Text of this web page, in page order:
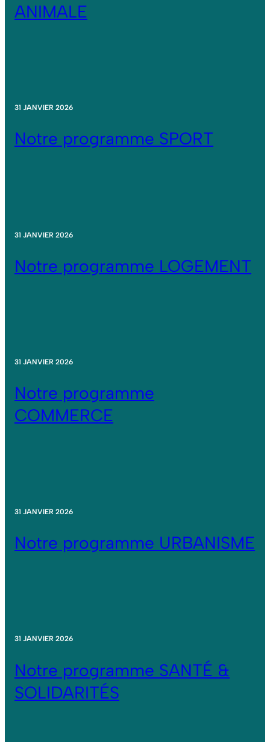
ANIMALE
31 JANVIER 2026
Notre programme SPORT
31 JANVIER 2026
Notre programme LOGEMENT
31 JANVIER 2026
Notre programme
COMMERCE
31 JANVIER 2026
Notre programme URBANISME
31 JANVIER 2026
Notre programme SANTÉ &
SOLIDARITÉS